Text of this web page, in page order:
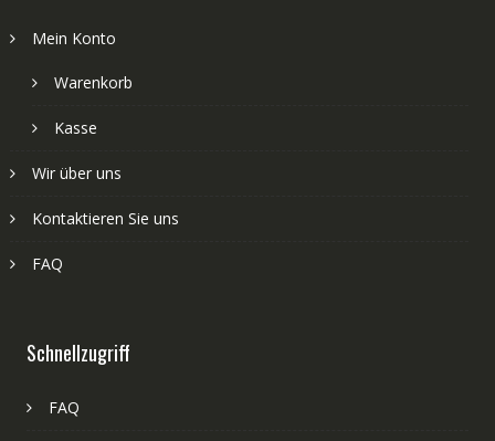
Mein Konto
Warenkorb
Kasse
Wir über uns
Kontaktieren Sie uns
FAQ
Schnellzugriff
FAQ